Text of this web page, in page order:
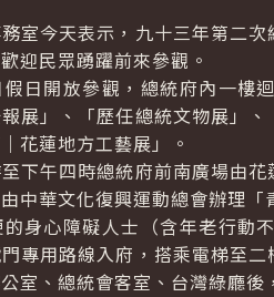
今天表示，九十三年第二次
迎民眾踴躍前來參觀。
開放參觀，總統府內一樓
展」、「歷任總統文物展」
花蓮地方工藝展」。
午四時總統府前南廣場由花
中華文化復興運動總會辦理「
心障礙人士（含年老行動
專用路線入府，搭乘電梯至
室、總統會客室、台灣綠廳